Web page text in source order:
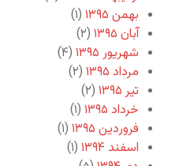
بهمن ۱۳۹۵
(۱)
آبان ۱۳۹۵
(۲)
شهریور ۱۳۹۵
(۴)
مرداد ۱۳۹۵
(۲)
تیر ۱۳۹۵
(۲)
خرداد ۱۳۹۵
(۱)
فروردین ۱۳۹۵
(۱)
اسفند ۱۳۹۴
(۱)